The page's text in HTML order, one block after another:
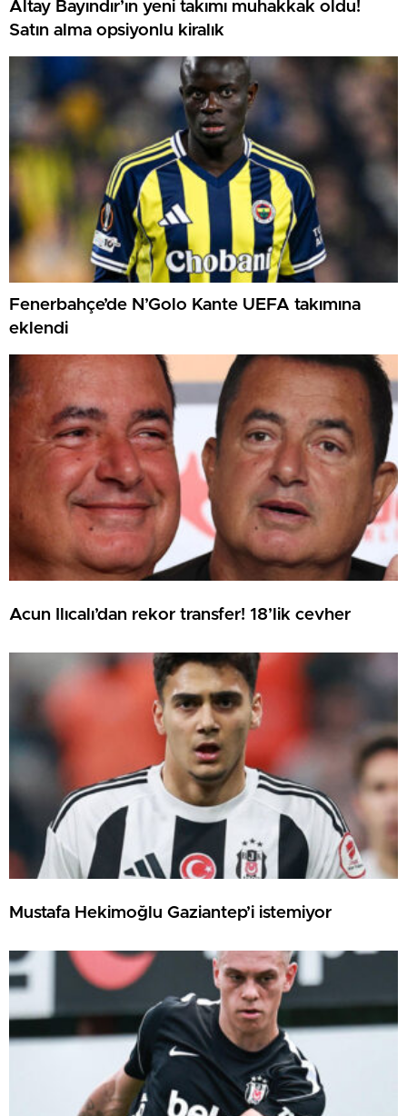
Altay Bayındır’ın yeni takımı muhakkak oldu!
Satın alma opsiyonlu kiralık
Fenerbahçe’de N’Golo Kante UEFA takımına
eklendi
Acun Ilıcalı’dan rekor transfer! 18’lik cevher
Mustafa Hekimoğlu Gaziantep’i istemiyor